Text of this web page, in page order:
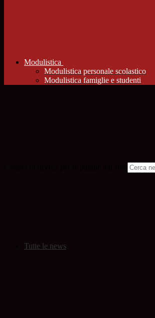
Modulistica
Modulistica personale scolastico
Modulistica famiglie e studenti
Tutte le news